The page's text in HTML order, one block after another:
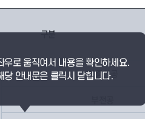
구분
이중전공